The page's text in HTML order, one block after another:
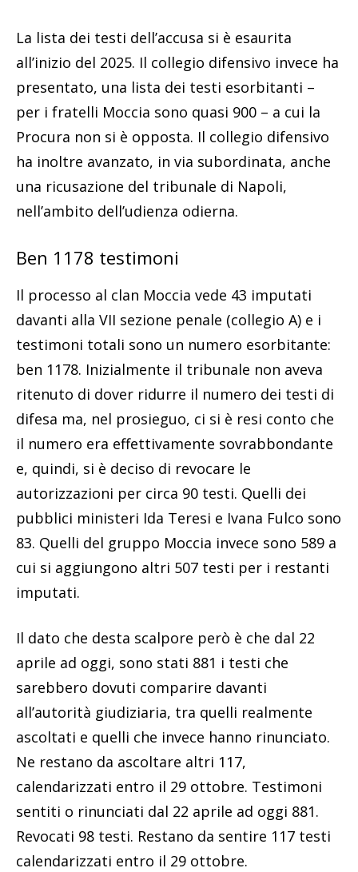
La lista dei testi dell’accusa si è esaurita
all’inizio del 2025. Il collegio difensivo invece ha
presentato, una lista dei testi esorbitanti –
per i fratelli Moccia sono quasi 900 – a cui la
Procura non si è opposta. Il collegio difensivo
ha inoltre avanzato, in via subordinata, anche
una ricusazione del tribunale di Napoli,
nell’ambito dell’udienza odierna.
Ben 1178 testimoni
Il processo al clan Moccia vede 43 imputati
davanti alla VII sezione penale (collegio A) e i
testimoni totali sono un numero esorbitante:
ben 1178. Inizialmente il tribunale non aveva
ritenuto di dover ridurre il numero dei testi di
difesa ma, nel prosieguo, ci si è resi conto che
il numero era effettivamente sovrabbondante
e, quindi, si è deciso di revocare le
autorizzazioni per circa 90 testi. Quelli dei
pubblici ministeri Ida Teresi e Ivana Fulco sono
83. Quelli del gruppo Moccia invece sono 589 a
cui si aggiungono altri 507 testi per i restanti
imputati.
Il dato che desta scalpore però è che dal 22
aprile ad oggi, sono stati 881 i testi che
sarebbero dovuti comparire davanti
all’autorità giudiziaria, tra quelli realmente
ascoltati e quelli che invece hanno rinunciato.
Ne restano da ascoltare altri 117,
calendarizzati entro il 29 ottobre. Testimoni
sentiti o rinunciati dal 22 aprile ad oggi 881.
Revocati 98 testi. Restano da sentire 117 testi
calendarizzati entro il 29 ottobre.